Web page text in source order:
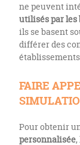
ne peuvent
utilisés par les
ils se basent
différer des
FAIRE
Pour obtenir
personnalisée